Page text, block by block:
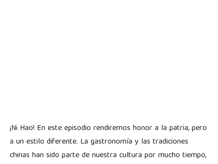
¡Ni Hao! En este episodio rendiremos honor a la patria, pero
a un estilo diferente. La gastronomía y las tradiciones
chinas han sido parte de nuestra cultura por mucho tiempo,